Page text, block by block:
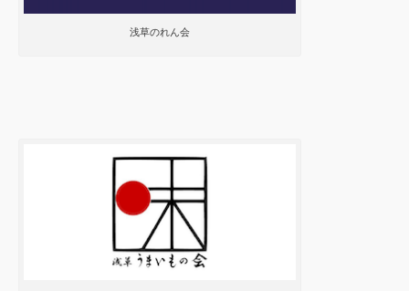
浅草のれん会